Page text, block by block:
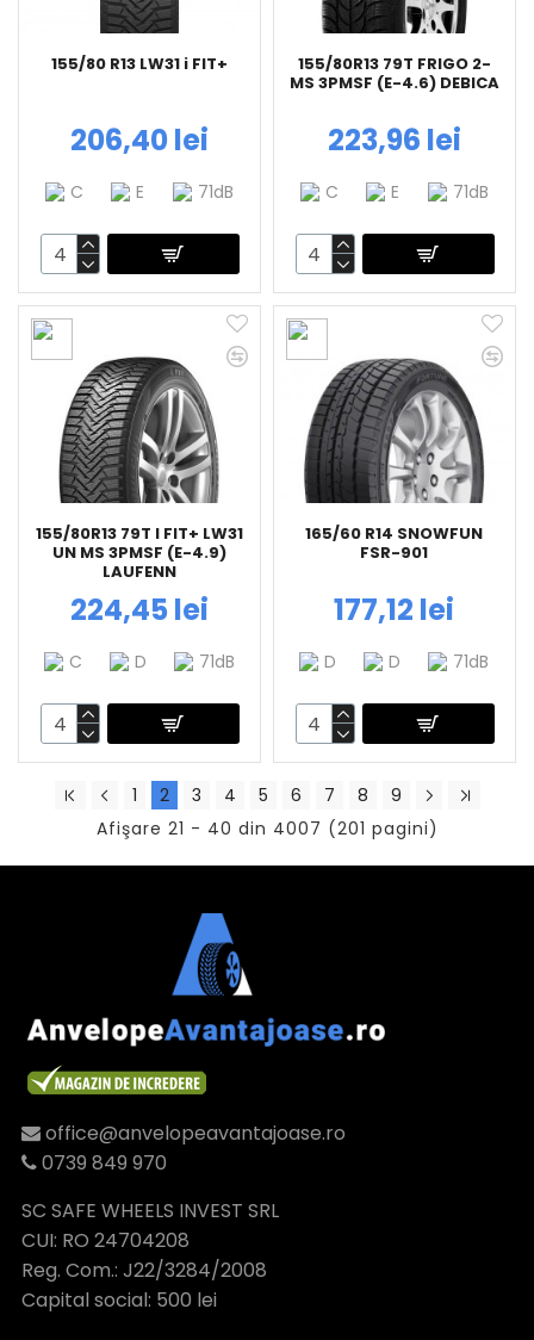
155/80 R13 LW31 i FIT+
206,40 lei
C E 71dB
155/80R13 79T FRIGO 2-
MS 3PMSF (E-4.6) DEBICA
223,96 lei
C E 71dB
155/80R13 79T I FIT+ LW31
UN MS 3PMSF (E-4.9)
LAUFENN
224,45 lei
C D 71dB
165/60 R14 SNOWFUN
FSR-901
177,12 lei
D D 71dB
1 2 3 4 5 6 7 8
9
Afişare 21 - 40 din 4007 (201 pagini)
office@anvelopeavantajoase.ro
0739 849 970
SC SAFE WHEELS INVEST SRL
CUI: RO 24704208
Reg. Com.: J22/3284/2008
Capital social: 500 lei